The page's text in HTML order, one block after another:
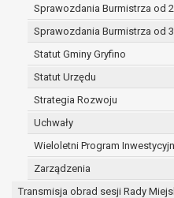
Sprawozdania Burmistrza od
Sprawozdania Burmistrza od
Statut Gminy Gryfino
Statut Urzędu
Strategia Rozwoju
Uchwały
Wieloletni Program
Zarządzenia
Transmisja obrad sesji Rady
powierzonej
w pozostałych
przetwarzane
wcześniej
określonym w
W związku z
wskazanym w pkt. 3,
udostępniane innym
kategoriom odbiorców
Odbiorcami mogą być:
podmioty, które